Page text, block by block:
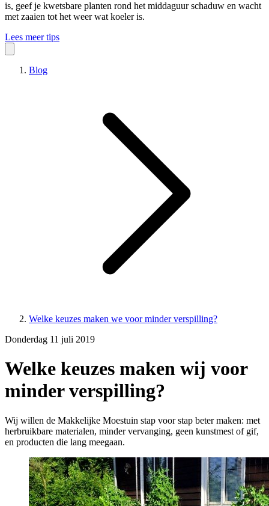
is, geef je kwetsbare planten rond het middaguur schaduw en wacht
met zaaien tot het weer wat koeler is.
Lees meer tips
Blog
Welke keuzes maken we voor minder verspilling?
Donderdag 11 juli 2019
Welke keuzes maken wij voor
minder verspilling?
Wij willen de Makkelijke Moestuin stap voor stap beter maken: met
herbruikbare materialen, minder vervanging, geen kunstmest of gif,
en producten die lang meegaan.